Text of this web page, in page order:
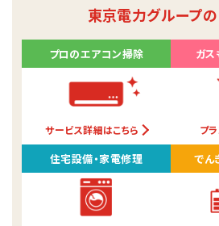
東京電力グループ
プロのエアコン掃除
サービス詳細はこちら
ガス
プ
住宅設備・家電修理 でん